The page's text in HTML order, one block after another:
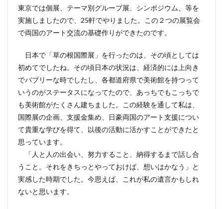
東京では個展、テーマ別グループ展、シンポジウム、等を
実施しましたので、25軒でやりました。この２つの展覧会
で両国のアート交流の基礎作りができたのです。
日本で「草の根国際展」を行ったのは、その頃としては
初めてでしたね。その頃日本の状況は、経済的には上向き
でバブリーな時でしたし、各都道府県で美術館を持つって
いうのがステータスになってたので、あっちでもこっちで
も美術館がたくさん建ちました。この経験を通して私は、
国際展の企画、支援金集め、日豪両国のアート支援につい
て貴重な学びを得て、以後の活動に活かすことができたと
思っています。
「人と人の出会い、努力すること、納得するまで話し合
うこと。それをきちっとやっておけば、想いはかなう」と
実感した時期でした。今思えば、これが私の遺言かもしれ
ないと思います。